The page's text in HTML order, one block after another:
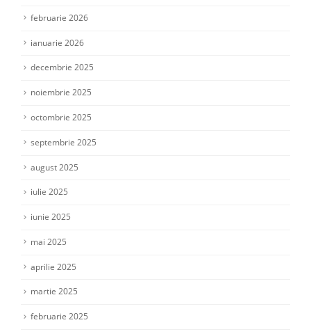
februarie 2026
ianuarie 2026
decembrie 2025
noiembrie 2025
octombrie 2025
septembrie 2025
august 2025
iulie 2025
iunie 2025
mai 2025
aprilie 2025
martie 2025
februarie 2025